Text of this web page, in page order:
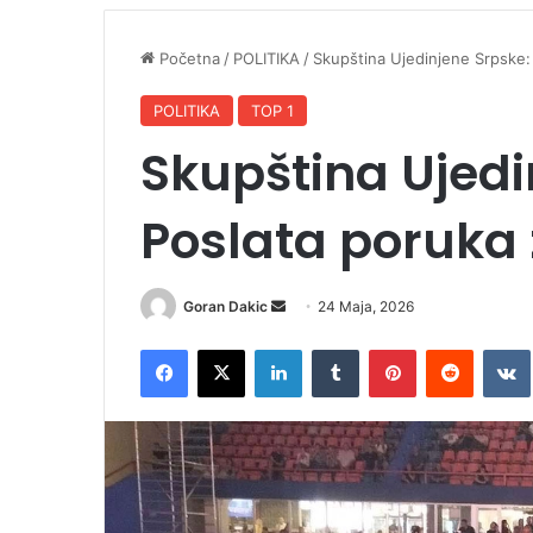
Početna/ POLITIKA/ Skupština Ujedinjene
POLITIKA TOP 1
Skupština
Poslata
Goran Dakic
a
n
e
m
24 Maja, 2026